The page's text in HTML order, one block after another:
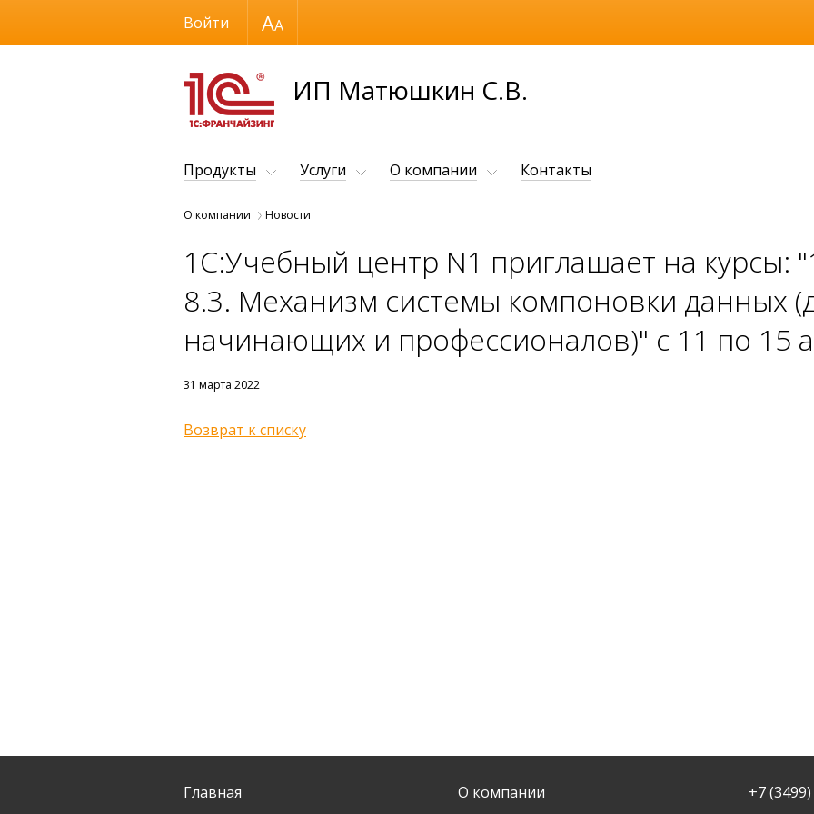
Размер шрифта
ИП Матюшкин С.В.
Войти
Продукты Услуги О компании Контакты
О компании Новости
1С:Учебный центр N1 приглашает на курсы:
8.3. Механизм системы компоновки данных
начинающих и профессионалов)" с 11 по 15
31 марта 2022
Возврат к списку
Главная
О компании
+7